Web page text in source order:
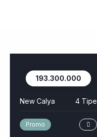
193.300.000
New Calya 4 Tipe
Promo